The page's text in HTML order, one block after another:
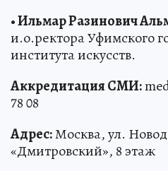
• Ильмар Разинович
и.о.ректора Уфимского
института искусств.
Аккредитация СМИ:
78 08
Адрес:Москва, ул.
«Дмитровский», 8 этаж